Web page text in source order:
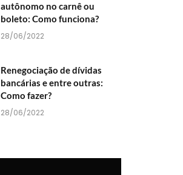
autônomo no carnê ou
boleto: Como funciona?
28/06/2022
Renegociação de dívidas
bancárias e entre outras:
Como fazer?
28/06/2022